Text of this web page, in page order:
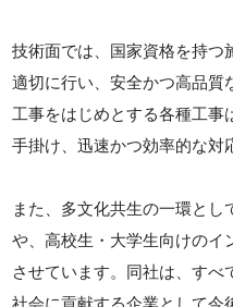
技術面では、国家資格を持つ
適切に行い、安全かつ高品質
工事をはじめとする各種工事
手掛け、迅速かつ効率的な対
また、多文化共生の一環と
や、高校生・大学生向けのイ
させています。同社は、すべ
社会に貢献する企業として今